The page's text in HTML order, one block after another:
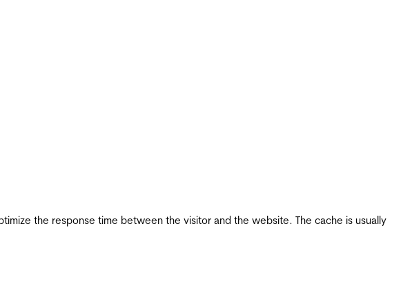
the response time between the visitor and the website. The cache is usually